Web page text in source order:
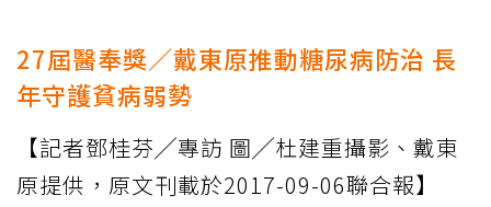
27屆醫奉獎／戴東原推動糖尿病防治 長
年守護貧病弱勢
【記者鄧桂芬╱專訪 圖╱杜建重攝影、戴東
原提供，原文刊載於2017-09-06聯合報】